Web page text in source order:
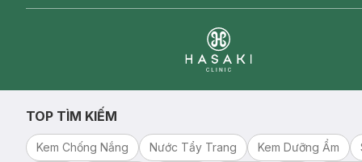
TOP TÌM KIẾM
Kem Chống Nắng Nước Tẩy Trang Kem Dưỡng Ẩm